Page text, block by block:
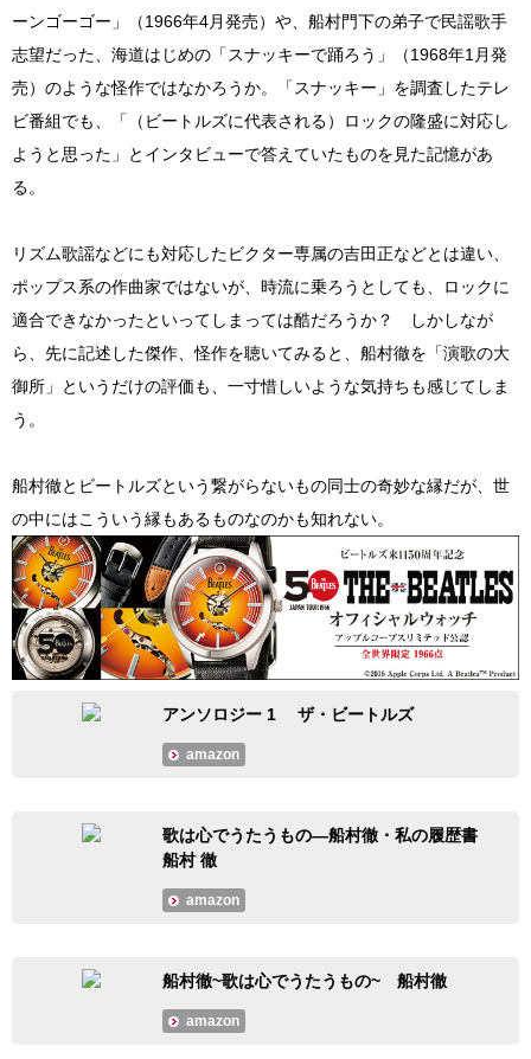
ーンゴーゴー」（1966年4月発売）や、船村門下の弟子で民謡歌手
志望だった、海道はじめの「スナッキーで踊ろう」（1968年1月発
売）のような怪作ではなかろうか。「スナッキー」を調査したテレ
ビ番組でも、「（ビートルズに代表される）ロックの隆盛に対応し
ようと思った」とインタビューで答えていたものを見た記憶があ
る。
リズム歌謡などにも対応したビクター専属の吉田正などとは違い、
ポップス系の作曲家ではないが、時流に乗ろうとしても、ロックに
適合できなかったといってしまっては酷だろうか？ しかしなが
ら、先に記述した傑作、怪作を聴いてみると、船村徹を「演歌の大
御所」というだけの評価も、一寸惜しいような気持ちも感じてしま
う。
船村徹とビートルズという繋がらないもの同士の奇妙な縁だが、世
の中にはこういう縁もあるものなのかも知れない。
アンソロジー 1 ザ・ビートルズ
amazon
歌は心でうたうもの―船村徹・私の履歴書
船村 徹
amazon
船村徹~歌は心でうたうもの~ 船村徹
amazon